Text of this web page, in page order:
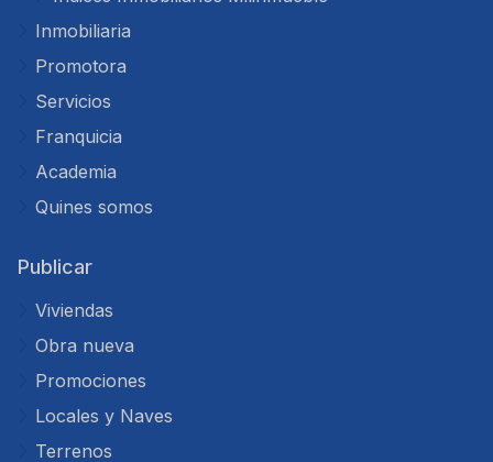
Inmobiliaria
Promotora
Servicios
Franquicia
Academia
Quines somos
Publicar
Viviendas
Obra nueva
Promociones
Locales y Naves
Terrenos